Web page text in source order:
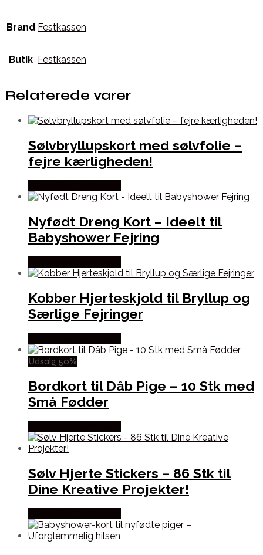
Brand Festkassen
Butik Festkassen
Relaterede varer
Sølvbryllupskort med sølvfolie –
fejre kærligheden!
Nyfødt Dreng Kort – Ideelt til
Babyshower Fejring
Kobber Hjerteskjold til Bryllup og
Særlige Fejringer
Udsalg 50%
Bordkort til Dåb Pige – 10 Stk med
Små Fødder
Sølv Hjerte Stickers – 86 Stk til
Dine Kreative Projekter!